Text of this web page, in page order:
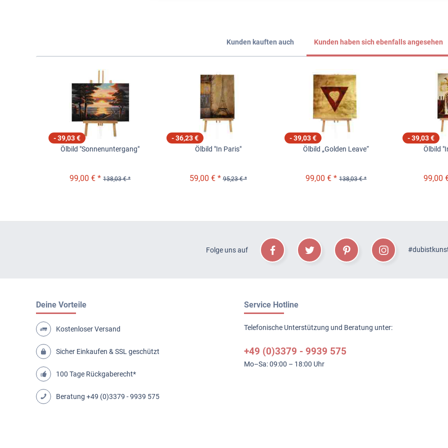
Kunden kauften auch Kunden haben sich ebenfalls angesehen
- 39,03 €
Ölbild "Sonnenuntergang"
99,00 € * 138,03 € *
- 36,23 €
Ölbild "In Paris"
59,00 € * 95,23 € *
- 39,03 €
Ölbild „Golden Leave“
99,00 € * 138,03 € *
- 39,03 €
Ölbild
99,00
Folge uns auf
Deine Vorteile
Kostenloser Versand
Sicher Einkaufen & SSL geschützt
100 Tage Rückgaberecht*
Beratung +49 (0)3379 - 9939 575
Service Hotline
Telefonische Unterstützung und Beratung unter:
+49 (0)3379 - 9939 575
Mo–Sa: 09:00 – 18:00 Uhr